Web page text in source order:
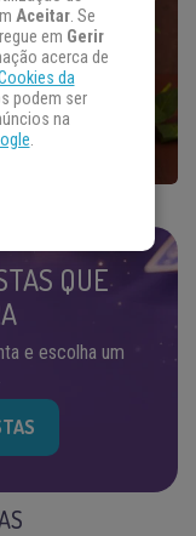
QUE
e escolha um
Aceitar. Se
em Gerir
acerca de
da
podem ser
na
.